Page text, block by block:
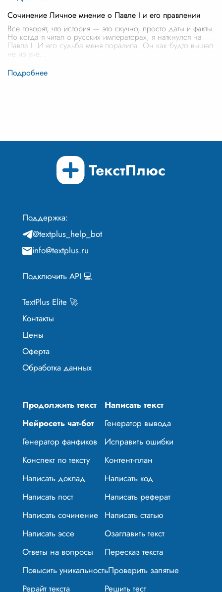
Сочинение Личное мнение о Павле I и его правлении
Все говорят, что история — это скучно, просто даты и факты.
Но когда я читал о русских императорах, я наткнулся на
Павла I. И его судьба меня поразила. Он как будто вышел
не из уче
Поддержка:
@textplus_help_bot
info@textplus.ru
Подключить API 💻
TextPlus Elite 🚀
Контакты
Цены
Оферта
Обработка данных
Продолжить текст
Написать текст
Нейросеть чат-бот
Генератор вывода
Генератор фанфиков
Исправить ошибки
Конспект по тексту
Контент-план
Написать доклад
Написать код
Написать пост
Написать реферат
Написать сочинение Написать статью
Написать эссе
Озаглавить текст
Ответы на вопросы
Пересказ текста
Повысить уникальностьПроверить запятые
Рерайт текста
Решить тест